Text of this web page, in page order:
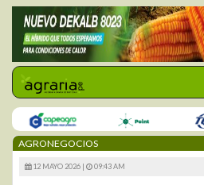
AGRONEGOCIOS
12 MAYO 2026 | 09:43 AM